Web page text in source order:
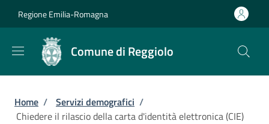
Regione Emilia-Romagna
Comune di Reggiolo
Briciole di pane
Home / Servizi demografici /
Chiedere il rilascio della carta d'identità elettronica (CIE)